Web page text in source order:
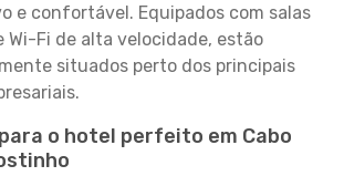
e confortável. Equipados com salas
Wi-Fi de alta velocidade, estão
situados perto dos principais
o hotel perfeito em Cabo